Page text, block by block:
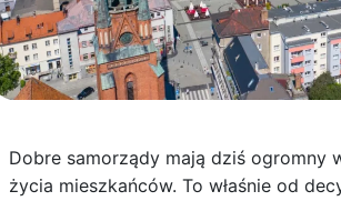
Dobre samorządy mają dziś ogromny
życia mieszkańców. To właśnie od